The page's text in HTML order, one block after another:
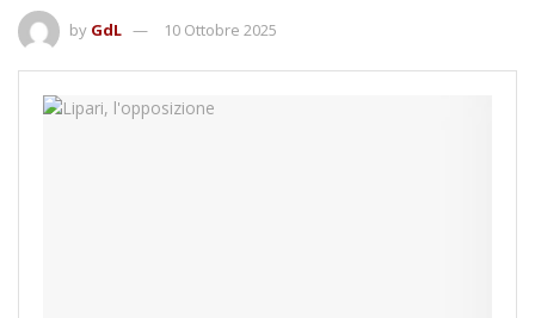
by GdL 10 Ottobre 2025